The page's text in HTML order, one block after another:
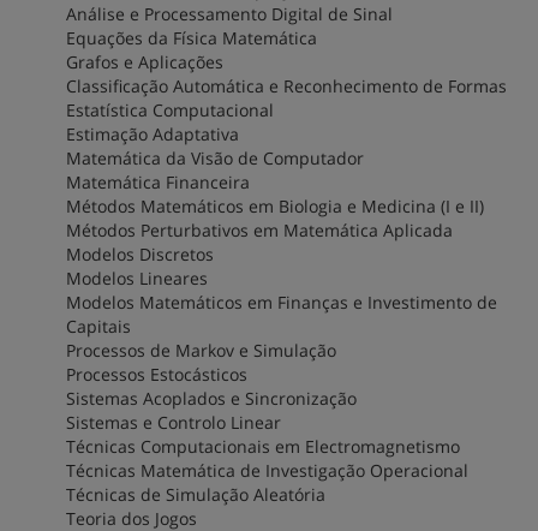
Análise e Processamento Digital de Sinal
Equações da Física Matemática
Grafos e Aplicações
Classificação Automática e Reconhecimento de Formas
Estatística Computacional
Estimação Adaptativa
Matemática da Visão de Computador
Matemática Financeira
Métodos Matemáticos em Biologia e Medicina (I e II)
Métodos Perturbativos em Matemática Aplicada
Modelos Discretos
Modelos Lineares
Modelos Matemáticos em Finanças e Investimento de
Capitais
Processos de Markov e Simulação
Processos Estocásticos
Sistemas Acoplados e Sincronização
Sistemas e Controlo Linear
Técnicas Computacionais em Electromagnetismo
Técnicas Matemática de Investigação Operacional
Técnicas de Simulação Aleatória
Teoria dos Jogos